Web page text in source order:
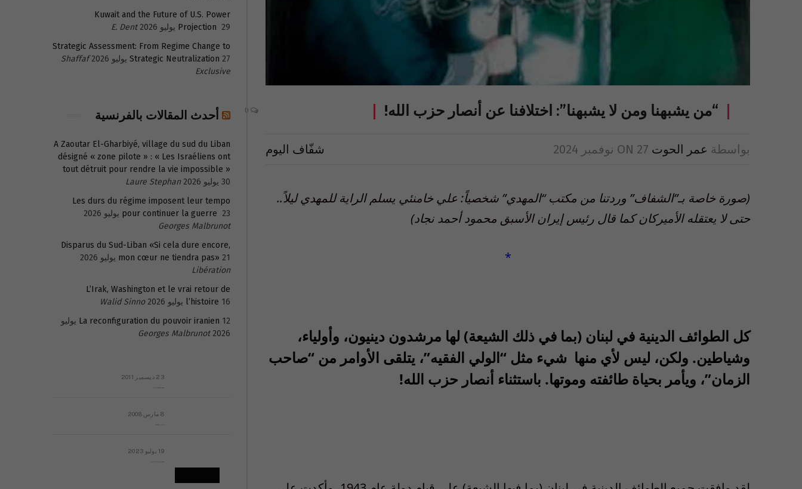
“من يشبهنا ومن لا يشبهنا”: اختلافنا عن أنصار حزب الله!
بواسطة عمر الحوت ON 27 نوفمبر 2024 شفّاف اليوم
(صورة خاصة بـ”الشفاف” وردتنا من مكتب “المهدي” شخصياً: علي خامنئي يسلم الراية للمهدي ليلاً..
حتى لا يعتقله الأميركان كما قال رئيس إيران الأسبق محمود أحمد نجاد)
*
كل الطوائف الدينية في لبنان (بما في ذلك الشيعة) لها مرشدون دينيون، وأولياء،
وشياطين. ولكن، ليس لأي منها شيء مثل “الولي الفقيه”، يتلقى الأوامر من “صاحب
الزمان”، ويأمر بحياة طائفته وموتها. باستثناء أنصار حزب الله!
Kuwait and the Future of U.S. Power
Projection 29 يوليو 2026
E. Dent
Strategic Assessment: From Regime Change to
Strategic Neutralization 27 يوليو 2026
Shaffaf
Exclusive
أحدث المقالات بالفرنسية
A Zaoutar El-Gharbiyé, village du sud du Liban
désigné « zone pilote » : « Les Israéliens ont
tout détruit pour rendre la vie impossible »
30 يوليو 2026
Laure Stephan
Les durs du régime imposent leur tempo
pour continuer la guerre 23 يوليو 2026
Georges Malbrunot
Disparus du Sud-Liban «Si cela dure encore,
mon cœur ne tiendra pas» 21 يوليو 2026
Libération
L’Irak, Washington et le vrai retour de
l’histoire 16 يوليو 2026
Walid Sinno
La reconfiguration du pouvoir iranien 12 يوليو
2026
Georges Malbrunot
23 ديسمبر 2011
8 مارس 2008
19 يوليو 2023